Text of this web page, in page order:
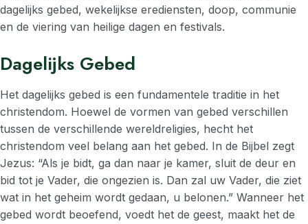
dagelijks gebed, wekelijkse erediensten, doop, communie
en de viering van heilige dagen en festivals.
Dagelijks Gebed
Het dagelijks gebed is een fundamentele traditie in het
christendom. Hoewel de vormen van gebed verschillen
tussen de verschillende wereldreligies, hecht het
christendom veel belang aan het gebed. In de Bijbel zegt
Jezus: “Als je bidt, ga dan naar je kamer, sluit de deur en
bid tot je Vader, die ongezien is. Dan zal uw Vader, die ziet
wat in het geheim wordt gedaan, u belonen.” Wanneer het
gebed wordt beoefend, voedt het de geest, maakt het de